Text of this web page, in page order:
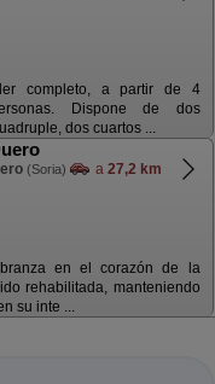
completo, a partir de 4
Dispone de dos
dos cuartos ...
(Soria) a 27,2 km
en el corazón de la
rehabilitada, manteniendo
su inte ...